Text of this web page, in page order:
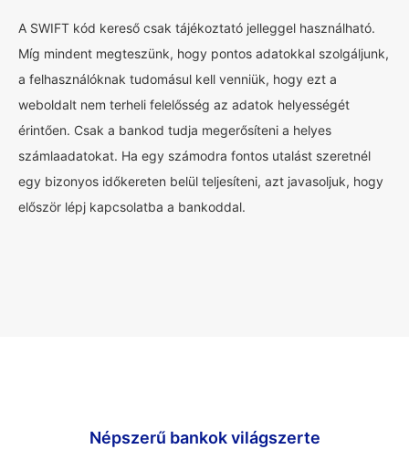
A SWIFT kód kereső csak tájékoztató jelleggel használható.
Míg mindent megteszünk, hogy pontos adatokkal szolgáljunk,
a felhasználóknak tudomásul kell venniük, hogy ezt a
weboldalt nem terheli felelősség az adatok helyességét
érintően. Csak a bankod tudja megerősíteni a helyes
számlaadatokat. Ha egy számodra fontos utalást szeretnél
egy bizonyos időkereten belül teljesíteni, azt javasoljuk, hogy
először lépj kapcsolatba a bankoddal.
Népszerű bankok világszerte